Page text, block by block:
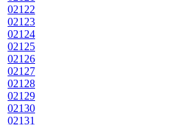
02122
02123
02124
02125
02126
02127
02128
02129
02130
02131